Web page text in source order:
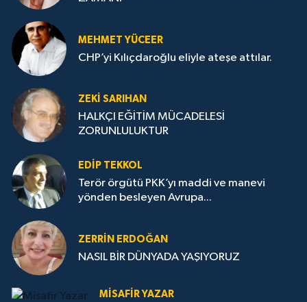
MEHMET YÜCEER
CHP’yi Kılıçdaroğlu eliyle ateşe attılar.
ZEKI SARIHAN
HALKÇI EĞİTİM MÜCADELESİ
ZORUNLULUKTUR
EDIP TEKKOL
Terör örgütü PKK’yı maddi ve manevi
yönden besleyen Avrupa...
ZERRIN ERDOĞAN
NASIL BİR DÜNYADA YAŞIYORUZ
MISAFIR YAZAR